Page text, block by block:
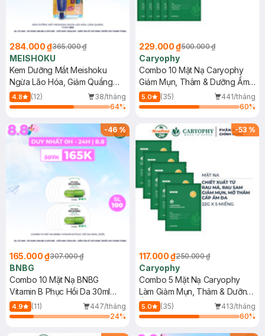
284.000 ₫365.000 ₫
MEISHOKU
Kem Dưỡng Mắt Meishoku
Ngừa Lão Hóa, Giảm Quầng
Thâm 30g
4.8 (12)
38/tháng
64%
229.000 ₫500.000 ₫
Caryophy
Combo 10 Mặt Nạ Caryophy
Giảm Mụn, Thâm & Dưỡng Ẩm
Da 22g
5.0 (35)
441/tháng
60%
-46%
165.000 ₫307.000 ₫
BNBG
Combo 10 Mặt Nạ BNBG
Vitamin B Phục Hồi Da 30ml
(Mới)
4.9 (11)
447/tháng
24%
-53 %
117.000 ₫250.000 ₫
Caryophy
Combo 5 Mặt Nạ Caryophy
Làm Giảm Mụn, Thâm & Dưỡng
Ẩm Da 22g
5.0 (35)
413/tháng
60%